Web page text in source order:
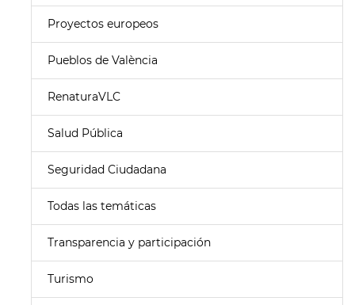
Proyectos europeos
Pueblos de València
RenaturaVLC
Salud Pública
Seguridad Ciudadana
Todas las temáticas
Transparencia y participación
Turismo